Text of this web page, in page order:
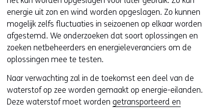
e
r
)
energie uit zon en wind worden opgeslagen. Zo kunnen
mogelijk zelfs fluctuaties in seizoenen op elkaar worden
afgestemd. We onderzoeken dat soort oplossingen en
zoeken netbeheerders en energieleveranciers om de
oplossingen mee te testen.
Naar verwachting zal in de toekomst een deel van de
waterstof op zee worden gemaakt op energie-eilanden.
Deze waterstof moet worden getransporteerd en